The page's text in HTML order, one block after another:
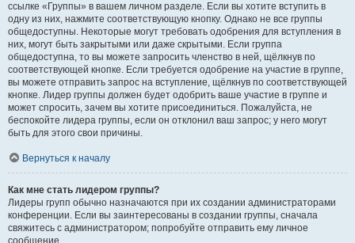
ссылке «Группы» в вашем личном разделе. Если вы хотите вступить в
одну из них, нажмите соответствующую кнопку. Однако не все группы
общедоступны. Некоторые могут требовать одобрения для вступления в
них, могут быть закрытыми или даже скрытыми. Если группа
общедоступна, то вы можете запросить членство в ней, щёлкнув по
соответствующей кнопке. Если требуется одобрение на участие в группе,
вы можете отправить запрос на вступление, щёлкнув по соответствующей
кнопке. Лидер группы должен будет одобрить ваше участие в группе и
может спросить, зачем вы хотите присоединиться. Пожалуйста, не
беспокойте лидера группы, если он отклонил ваш запрос; у него могут
быть для этого свои причины.
Вернуться к началу
Как мне стать лидером группы?
Лидеры групп обычно назначаются при их создании администраторами
конференции. Если вы заинтересованы в создании группы, сначала
свяжитесь с администратором; попробуйте отправить ему личное
сообщение.